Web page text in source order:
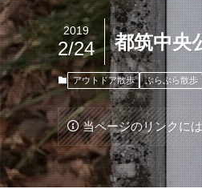
都筑中央
2019
2/24
アウトドア散歩 ぶらぶら散歩
当ページのリンクに